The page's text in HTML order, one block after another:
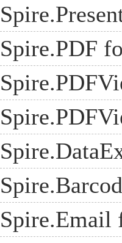
Spire.PDF
Spire.Email